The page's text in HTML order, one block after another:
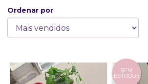
Ordenar por
SEM
ESTOQUE